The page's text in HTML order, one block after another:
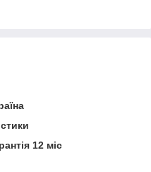
12 міс